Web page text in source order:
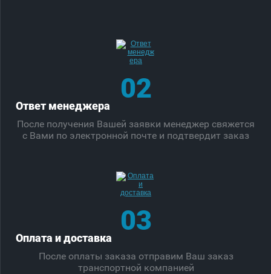
02
Ответ менеджера
После получения Вашей заявки менеджер свяжется
с Вами по электронной почте и подтвердит заказ
03
Оплата и доставка
После оплаты заказа отправим Ваш заказ
транспортной компанией